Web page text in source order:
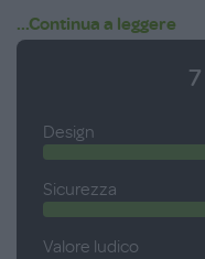
materiale scolastico di
l'accesso dell'esterno
posta sulla patella
carico dello zaino,
completa di pratici
permetteranno di
...Continua a leggere
7
Design
Sicurezza
Valore ludico